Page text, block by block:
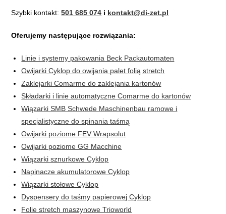
Szybki kontakt:501 685 074 i kontakt@di-zet.pl
Oferujemy następujące rozwiązania:
Linie i systemy pakowania Beck Packautomaten
Owijarki Cyklop do owijania palet folią stretch
Zaklejarki Comarme do zaklejania kartonów
Składarki i linie automatyczne Comarme do kartonów
Wiązarki SMB Schwede Maschinenbau ramowe i
specjalistyczne do spinania taśmą
Owijarki poziome FEV Wrapsolut
Owijarki poziome GG Macchine
Wiązarki sznurkowe Cyklop
Napinacze akumulatorowe Cyklop
Wiązarki stołowe Cyklop
Dyspensery do taśmy papierowej Cyklop
Folie stretch maszynowe Trioworld